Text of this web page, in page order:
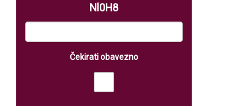
Nl0H8
Čekirati obavezno